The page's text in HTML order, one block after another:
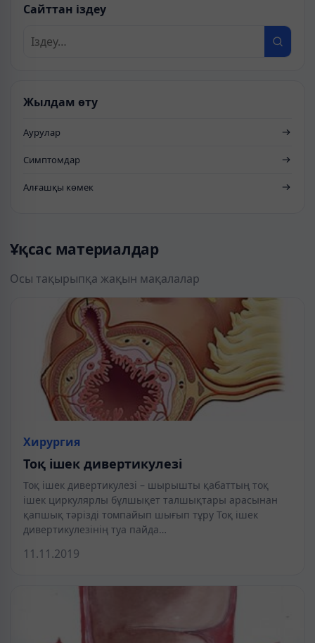
Сайттан іздеу
Жылдам өту
Аурулар
Симптомдар
Алғашқы көмек
Ұқсас материалдар
Осы тақырыпқа жақын мақалалар
Хирургия
Тоқ ішек дивертикулезі
Тоқ ішек дивертикулезі – шырышты қабаттың тоқ
ішек циркулярлы бұлшықет талшықтары арасынан
қапшық тәрізді томпайып шығып тұру Тоқ ішек
дивертикулезінің туа пайда…
11.11.2019